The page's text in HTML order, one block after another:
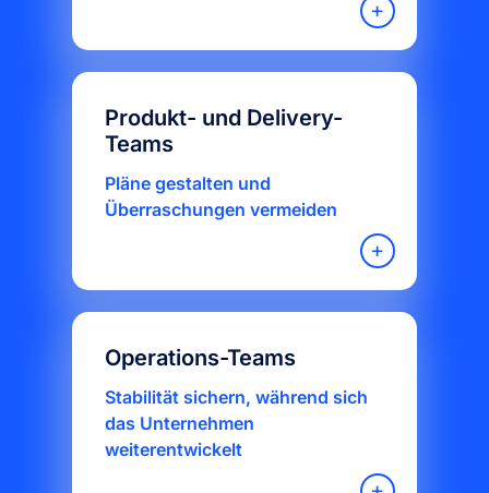
Produkt- und Delivery-
Teams
Pläne gestalten und
Überraschungen vermeiden
Operations-Teams
Stabilität sichern, während sich
das Unternehmen
weiterentwickelt